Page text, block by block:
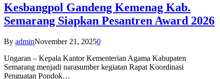
Kesbangpol Gandeng Kemenag Kab.
Semarang Siapkan Pesantren Award 2026
By adminNovember 21, 20250
Ungaran – Kepala Kantor Kementerian Agama Kabupaten
Semarang menjadi narasumber kegiatan Rapat Koordinasi
Penguatan Pondok…